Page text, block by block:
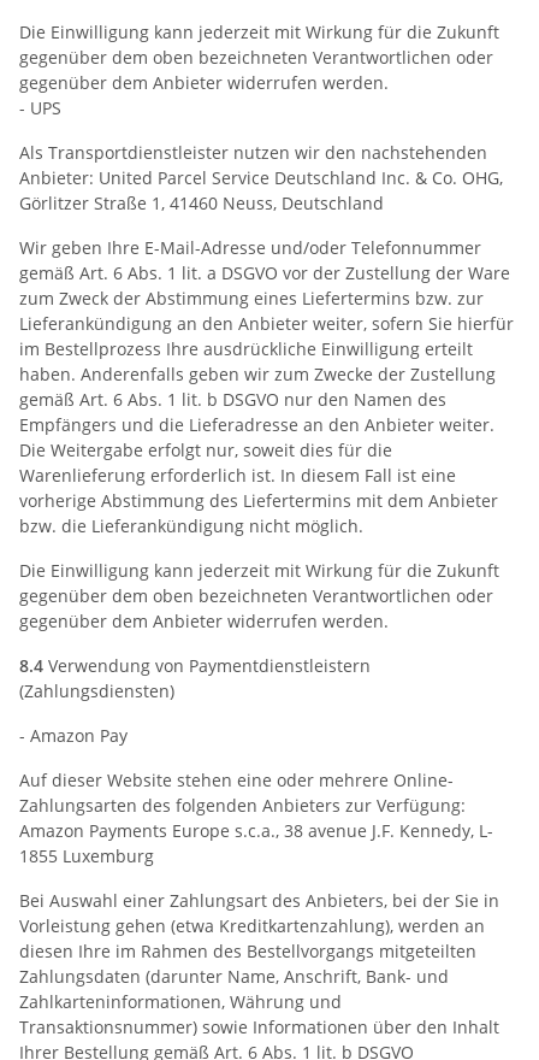
Die Einwilligung kann jederzeit mit Wirkung für die Zukunft
gegenüber dem oben bezeichneten Verantwortlichen oder
gegenüber dem Anbieter widerrufen werden.
- UPS
Als Transportdienstleister nutzen wir den nachstehenden
Anbieter: United Parcel Service Deutschland Inc. & Co. OHG,
Görlitzer Straße 1, 41460 Neuss, Deutschland
Wir geben Ihre E-Mail-Adresse und/oder Telefonnummer
gemäß Art. 6 Abs. 1 lit. a DSGVO vor der Zustellung der Ware
zum Zweck der Abstimmung eines Liefertermins bzw. zur
Lieferankündigung an den Anbieter weiter, sofern Sie hierfür
im Bestellprozess Ihre ausdrückliche Einwilligung erteilt
haben. Anderenfalls geben wir zum Zwecke der Zustellung
gemäß Art. 6 Abs. 1 lit. b DSGVO nur den Namen des
Empfängers und die Lieferadresse an den Anbieter weiter.
Die Weitergabe erfolgt nur, soweit dies für die
Warenlieferung erforderlich ist. In diesem Fall ist eine
vorherige Abstimmung des Liefertermins mit dem Anbieter
bzw. die Lieferankündigung nicht möglich.
Die Einwilligung kann jederzeit mit Wirkung für die Zukunft
gegenüber dem oben bezeichneten Verantwortlichen oder
gegenüber dem Anbieter widerrufen werden.
8.4 Verwendung von Paymentdienstleistern
(Zahlungsdiensten)
- Amazon Pay
Auf dieser Website stehen eine oder mehrere Online-
Zahlungsarten des folgenden Anbieters zur Verfügung:
Amazon Payments Europe s.c.a., 38 avenue J.F. Kennedy, L-
1855 Luxemburg
Bei Auswahl einer Zahlungsart des Anbieters, bei der Sie in
Vorleistung gehen (etwa Kreditkartenzahlung), werden an
diesen Ihre im Rahmen des Bestellvorgangs mitgeteilten
Zahlungsdaten (darunter Name, Anschrift, Bank- und
Zahlkarteninformationen, Währung und
Transaktionsnummer) sowie Informationen über den Inhalt
Ihrer Bestellung gemäß Art. 6 Abs. 1 lit. b DSGVO